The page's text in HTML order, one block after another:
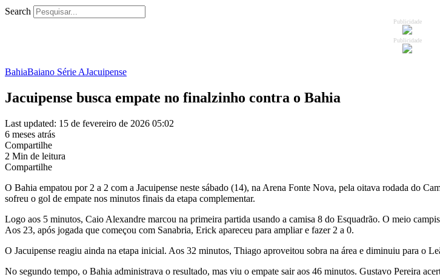
Search
Publicidade
Publicidade
BahiaBaiano Série AJacuipense
Jacuipense busca empate no finalzinho contra o Bahia
Last updated: 15 de fevereiro de 2026 05:02
6 meses atrás
Compartilhe
2 Min de leitura
Compartilhe
O Bahia empatou por 2 a 2 com a Jacuipense neste sábado (14), na Arena Fonte Nova, pela oitava rodada do
sofreu o gol de empate nos minutos finais da etapa complementar.
Logo aos 5 minutos, Caio Alexandre marcou na primeira partida usando a camisa 8 do Esquadrão. O meio
Aos 23, após jogada que começou com Sanabria, Erick apareceu para ampliar e fazer 2 a 0.
O Jacuipense reagiu ainda na etapa inicial. Aos 32 minutos, Thiago aproveitou sobra na área e diminuiu para o
No segundo tempo, o Bahia administrava o resultado, mas viu o empate sair aos 46 minutos. Gustavo Pereira